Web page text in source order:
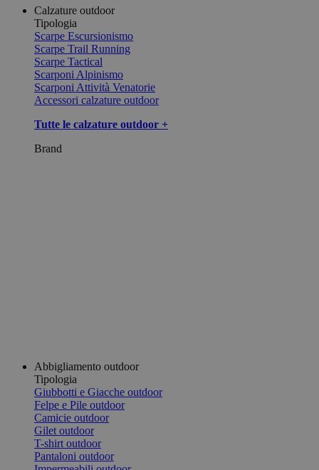
Calzature outdoor
Tipologia
Scarpe Escursionismo
Scarpe Trail Running
Scarpe Tactical
Scarponi Alpinismo
Scarponi Attività Venatorie
Accessori calzature outdoor
Tutte le calzature outdoor +
Brand
Abbigliamento outdoor
Tipologia
Giubbotti e Giacche outdoor
Felpe e Pile outdoor
Camicie outdoor
Gilet outdoor
T-shirt outdoor
Pantaloni outdoor